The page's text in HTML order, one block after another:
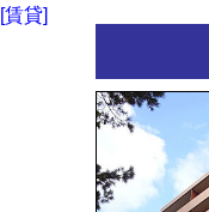
[賃貸]